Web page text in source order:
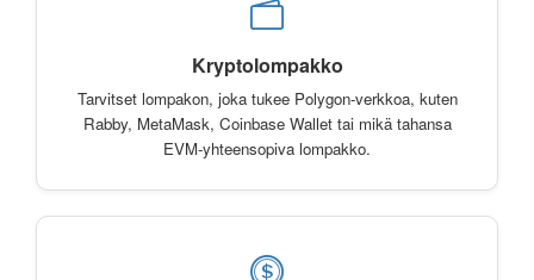
Kryptolompakko
Tarvitset lompakon, joka tukee Polygon-verkkoa, kuten
Rabby, MetaMask, Coinbase Wallet tai mikä tahansa
EVM-yhteensopiva lompakko.